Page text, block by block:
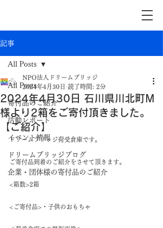
記事
All Posts
寄付品のご紹介
活動レポート
イベント情報
ドリームブリッジブログ
企業・団体様の寄付品のご紹介
All Posts
2024年4月30日 石川県川北町M
様より2箱をご寄付頂きました。
【ご紹介】
NPO法人ドリームブリッジ
2024年4月30日 読了時間: 2分
ドリームブリッジ荷受倉庫です。
ご寄付品到着のご紹介をさせて頂きます。
<箱数>2箱
<ご寄付品>・子供のおもちゃ